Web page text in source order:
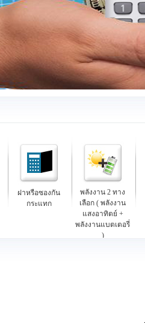
ฝาหรือซองกัน
กระแทก
พลังงาน 2 ทาง
เลือก ( พลังงาน
แสงอาทิตย์ +
พลังงานแบตเตอรี่
)